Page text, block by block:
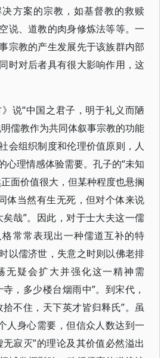
方案的宗教，如基督教的救赎
说、道教的肉身修炼法等等。一
宗教的产生发展先于该族群内部
时对后者具有很大影响作用，这
》说“中国之君子，明于礼义而陋
儒教作为共同体叙事宗教的功能
会组织制度和伦理价值原则，人
心理情感体验需要。孔子的“未知
面价值很大，但某种程度也悬搁
体当然有生无死，但对个体来说
哉”。因此，对于士大夫这一儒
常常表现出一种儒道互补的特
以儒济世，失意之时则以佛老排
无疑会扩大并强化这一精神需
，多少楼台烟雨中”。到宋代，
不住，天下英才皆归释氏”。虽
人身心需要，但信众人数达到一
寂灭”的理论及其价值必然溢出